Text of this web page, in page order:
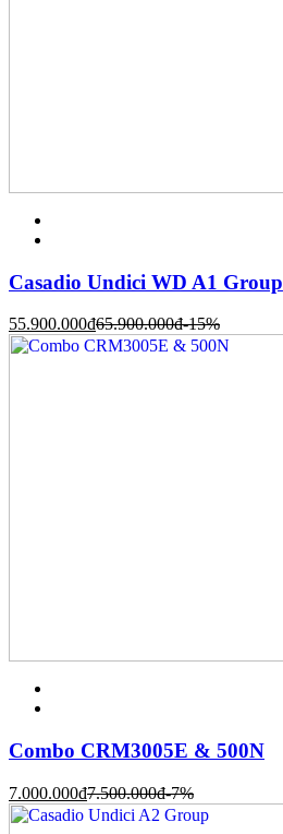
Casadio Undici WD A1 Group
55.900.000đ65.900.000đ-15%
Combo CRM3005E & 500N
7.000.000đ7.500.000đ-7%